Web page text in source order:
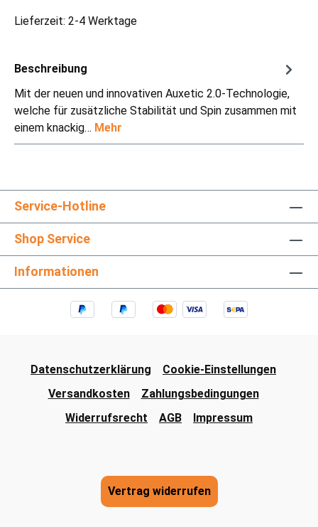
Lieferzeit: 2-4 Werktage
Beschreibung
Mit der neuen und innovativen Auxetic 2.0-Technologie,
welche für zusätzliche Stabilität und Spin zusammen mit
einem knackig… Mehr
Service-Hotline
Shop Service
Informationen
Datenschutzerklärung
Cookie-Einstellungen
Versandkosten
Zahlungsbedingungen
Widerrufsrecht
AGB Impressum
Vertrag widerrufen